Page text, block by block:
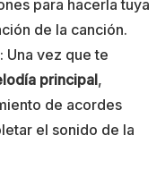
para hacerla tuya
de la canción.
Una vez que te
principal,
de acordes
el sonido de la